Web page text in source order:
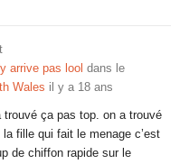
arrive pas lool dans le
Wales il y a 18 ans
trouvé ça pas top. on a trouvé
fille qui fait le menage c’est
de chiffon rapide sur le